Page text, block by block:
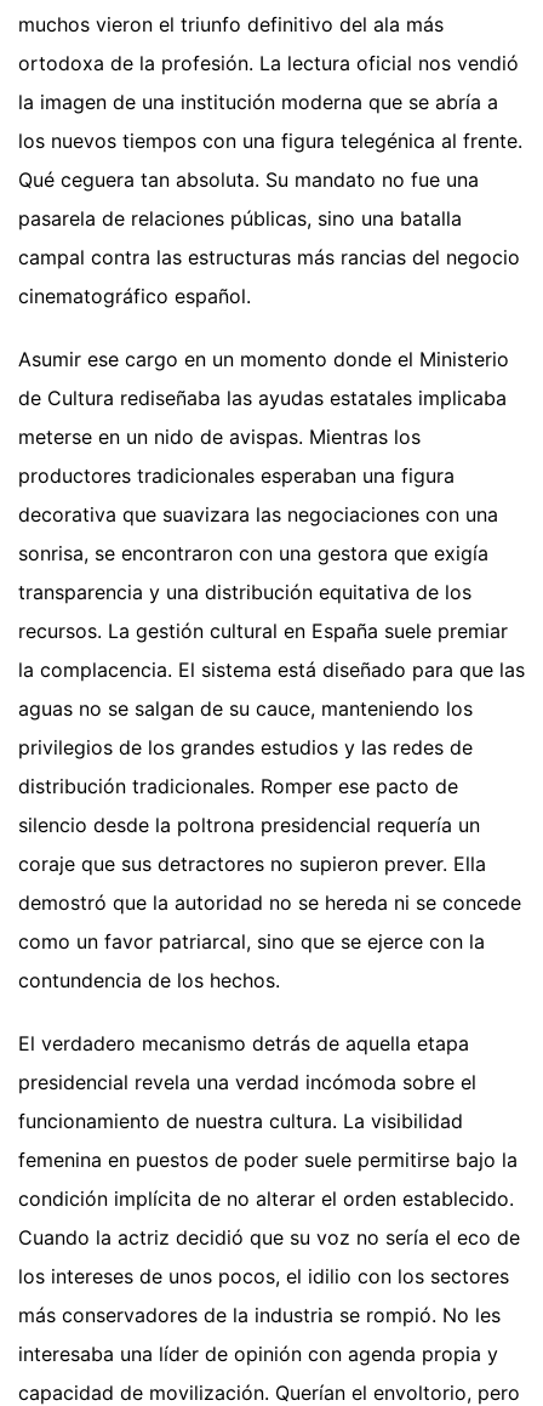
muchos vieron el triunfo definitivo del ala más
ortodoxa de la profesión. La lectura oficial nos vendió
la imagen de una institución moderna que se abría a
los nuevos tiempos con una figura telegénica al frente.
Qué ceguera tan absoluta. Su mandato no fue una
pasarela de relaciones públicas, sino una batalla
campal contra las estructuras más rancias del negocio
cinematográfico español.
Asumir ese cargo en un momento donde el Ministerio
de Cultura rediseñaba las ayudas estatales implicaba
meterse en un nido de avispas. Mientras los
productores tradicionales esperaban una figura
decorativa que suavizara las negociaciones con una
sonrisa, se encontraron con una gestora que exigía
transparencia y una distribución equitativa de los
recursos. La gestión cultural en España suele premiar
la complacencia. El sistema está diseñado para que las
aguas no se salgan de su cauce, manteniendo los
privilegios de los grandes estudios y las redes de
distribución tradicionales. Romper ese pacto de
silencio desde la poltrona presidencial requería un
coraje que sus detractores no supieron prever. Ella
demostró que la autoridad no se hereda ni se concede
como un favor patriarcal, sino que se ejerce con la
contundencia de los hechos.
El verdadero mecanismo detrás de aquella etapa
presidencial revela una verdad incómoda sobre el
funcionamiento de nuestra cultura. La visibilidad
femenina en puestos de poder suele permitirse bajo la
condición implícita de no alterar el orden establecido.
Cuando la actriz decidió que su voz no sería el eco de
los intereses de unos pocos, el idilio con los sectores
más conservadores de la industria se rompió. No les
interesaba una líder de opinión con agenda propia y
capacidad de movilización. Querían el envoltorio, pero